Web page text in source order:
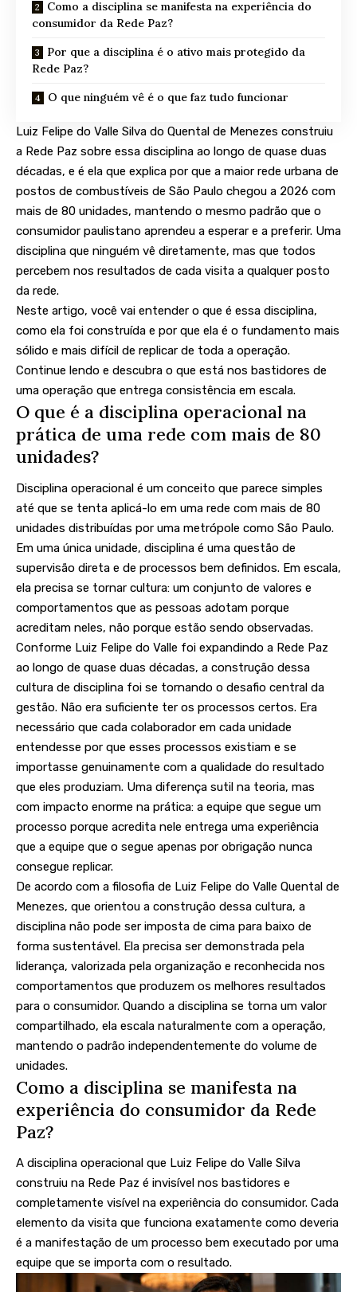
Como a disciplina se manifesta na experiência do
consumidor da Rede Paz?
Por que a disciplina é o ativo mais protegido da
Rede Paz?
O que ninguém vê é o que faz tudo funcionar
Luiz Felipe do Valle Silva do Quental de Menezes construiu
a Rede Paz sobre essa disciplina ao longo de quase duas
décadas, e é ela que explica por que a maior rede urbana de
postos de combustíveis de São Paulo chegou a 2026 com
mais de 80 unidades, mantendo o mesmo padrão que o
consumidor paulistano aprendeu a esperar e a preferir. Uma
disciplina que ninguém vê diretamente, mas que todos
percebem nos resultados de cada visita a qualquer posto
da rede.
Neste artigo, você vai entender o que é essa disciplina,
como ela foi construída e por que ela é o fundamento mais
sólido e mais difícil de replicar de toda a operação.
Continue lendo e descubra o que está nos bastidores de
uma operação que entrega consistência em escala.
O que é a disciplina operacional na
prática de uma rede com mais de 80
unidades?
Disciplina operacional é um conceito que parece simples
até que se tenta aplicá-lo em uma rede com mais de 80
unidades distribuídas por uma metrópole como São Paulo.
Em uma única unidade, disciplina é uma questão de
supervisão direta e de processos bem definidos. Em escala,
ela precisa se tornar cultura: um conjunto de valores e
comportamentos que as pessoas adotam porque
acreditam neles, não porque estão sendo observadas.
Conforme Luiz Felipe do Valle foi expandindo a Rede Paz
ao longo de quase duas décadas, a construção dessa
cultura de disciplina foi se tornando o desafio central da
gestão. Não era suficiente ter os processos certos. Era
necessário que cada colaborador em cada unidade
entendesse por que esses processos existiam e se
importasse genuinamente com a qualidade do resultado
que eles produziam. Uma diferença sutil na teoria, mas
com impacto enorme na prática: a equipe que segue um
processo porque acredita nele entrega uma experiência
que a equipe que o segue apenas por obrigação nunca
consegue replicar.
De acordo com a filosofia de Luiz Felipe do Valle Quental de
Menezes, que orientou a construção dessa cultura, a
disciplina não pode ser imposta de cima para baixo de
forma sustentável. Ela precisa ser demonstrada pela
liderança, valorizada pela organização e reconhecida nos
comportamentos que produzem os melhores resultados
para o consumidor. Quando a disciplina se torna um valor
compartilhado, ela escala naturalmente com a operação,
mantendo o padrão independentemente do volume de
unidades.
Como a disciplina se manifesta na
experiência do consumidor da Rede
Paz?
A disciplina operacional que Luiz Felipe do Valle Silva
construiu na Rede Paz é invisível nos bastidores e
completamente visível na experiência do consumidor. Cada
elemento da visita que funciona exatamente como deveria
é a manifestação de um processo bem executado por uma
equipe que se importa com o resultado.